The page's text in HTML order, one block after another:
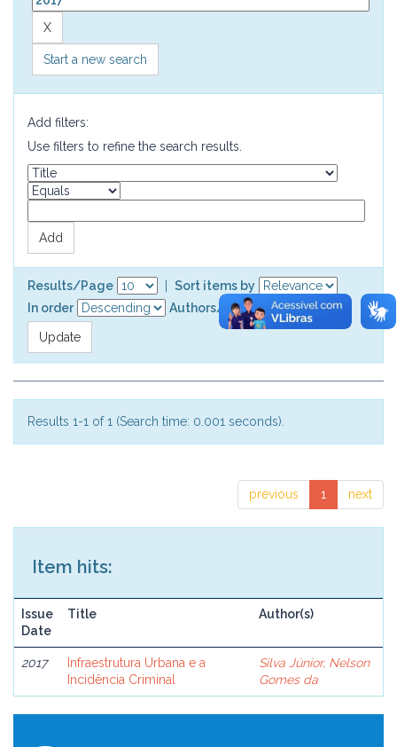
Start a new search
Add filters:
Use filters to refine the search results.
Results/Page
Sort items by
In order
Authors/record
Results 1-1 of 1 (Search time: 0.001 seconds).
previous 1 next
Item hits:
Issue
Date
Title Author(s)
2017
Infraestrutura Urbana e a
Incidência Criminal
Silva Júnior, Nelson
Gomes da